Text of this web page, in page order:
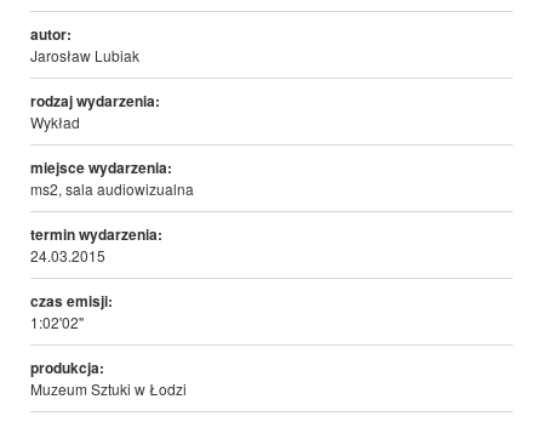
autor:
Jarosław Lubiak
rodzaj wydarzenia:
Wykład
miejsce wydarzenia:
ms2, sala audiowizualna
termin wydarzenia:
24.03.2015
czas emisji:
1:02'02''
produkcja:
Muzeum Sztuki w Łodzi